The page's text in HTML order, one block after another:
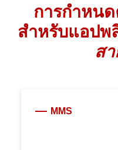
การกำหน
สำหรับแอปพ
ส
MMS